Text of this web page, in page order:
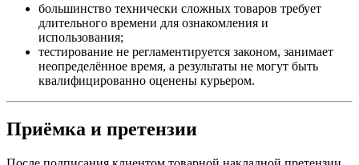
большинство технически сложных товаров требует
длительного времени для ознакомления и
использования;
тестирование не регламентируется законом, занимает
неопределённое время, а результаты не могут быть
квалифицированно оценены курьером.
Приёмка и претензии